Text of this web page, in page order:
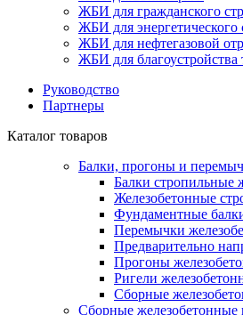
ЖБИ для гражданского
ЖБИ для энергетического
ЖБИ для нефтегазовой
ЖБИ для благоустройства
Руководство
Партнеры
Каталог товаров
Балки, прогоны и
Балки стропильные
Железобетонные
Фундаментные
Перемычки
Предварительно
Прогоны
Ригели
Сборные
Сборные